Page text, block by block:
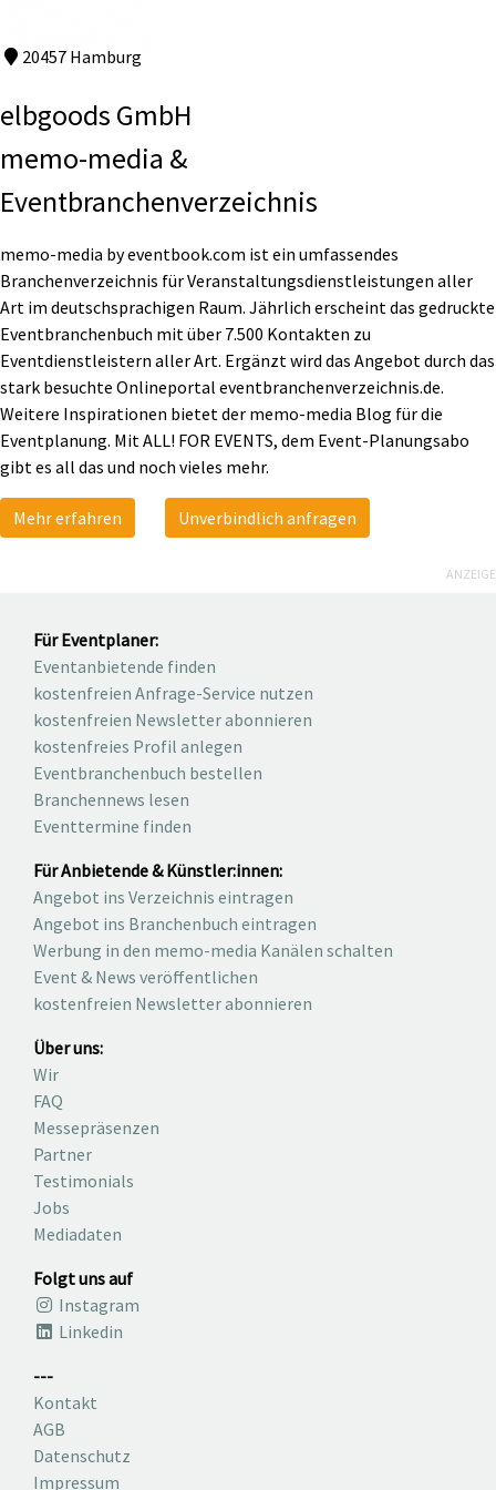
20457 Hamburg
elbgoods GmbH
memo-media &
Eventbranchenverzeichnis
memo-media by eventbook.com ist ein umfassendes
Branchenverzeichnis für Veranstaltungsdienstleistungen aller
Art im deutschsprachigen Raum. Jährlich erscheint das gedruckte
Eventbranchenbuch mit über 7.500 Kontakten zu
Eventdienstleistern aller Art. Ergänzt wird das Angebot durch das
stark besuchte Onlineportal eventbranchenverzeichnis.de.
Weitere Inspirationen bietet der memo-media Blog für die
Eventplanung. Mit ALL! FOR EVENTS, dem Event-Planungsabo
gibt es all das und noch vieles mehr.
Mehr erfahren Unverbindlich anfragen
ANZEIGE
Für Eventplaner:
Eventanbietende finden
kostenfreien Anfrage-Service nutzen
kostenfreien Newsletter abonnieren
kostenfreies Profil anlegen
Eventbranchenbuch bestellen
Branchennews lesen
Eventtermine finden
Für Anbietende & Künstler:innen:
Angebot ins Verzeichnis eintragen
Angebot ins Branchenbuch eintragen
Werbung in den memo-media Kanälen schalten
Event & News veröffentlichen
kostenfreien Newsletter abonnieren
Über uns:
Wir
FAQ
Messepräsenzen
Partner
Testimonials
Jobs
Mediadaten
Folgt uns auf
Instagram
Linkedin
---
Kontakt
AGB
Datenschutz
Impressum